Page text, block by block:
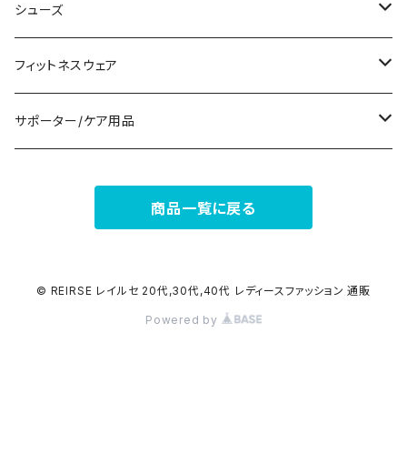
パンツドレス
ナイトドレス
その他
コサージュ
リング
その他
タンクトップ/キャミソール
半袖/5分
7分/長袖
ペチコート/ペチパンツ
その他
クラッチバッグ
トートバッグ
ショルダーバッグ
カジュアルバッグ
バックパック
マフラー/スカーフ/ストール
財布
アクセサリーケース
シューズ
スニーカー
ブーツ
その他
フィットネスウェア
セット販売
タイツ
サポーター/ケア用品
商品一覧に戻る
© REIRSE レイルセ 20代,30代,40代 レディースファッション 通販
Powered by